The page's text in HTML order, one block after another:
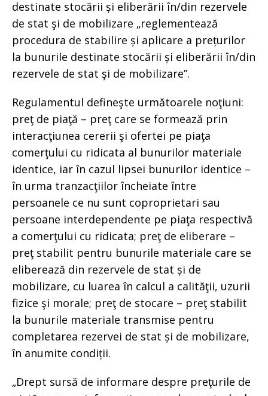
destinate stocării și eliberării în/din rezervele
de stat şi de mobilizare „reglementează
procedura de stabilire și aplicare a prețurilor
la bunurile destinate stocării și eliberării în/din
rezervele de stat şi de mobilizare”.
Regulamentul defineşte următoarele noţiuni:
preţ de piaţă – preţ care se formează prin
interacţiunea cererii şi ofertei pe piaţa
comerţului cu ridicata al bunurilor materiale
identice, iar în cazul lipsei bunurilor identice –
în urma tranzacţiilor încheiate între
persoanele ce nu sunt coproprietari sau
persoane interdependente pe piaţa respectivă
a comerţului cu ridicata; preţ de eliberare –
preţ stabilit pentru bunurile materiale care se
eliberează din rezervele de stat și de
mobilizare, cu luarea în calcul a calităţii, uzurii
fizice şi morale; preţ de stocare – preţ stabilit
la bunurile materiale transmise pentru
completarea rezervei de stat și de mobilizare,
în anumite condiții.
„Drept sursă de informare despre preţurile de